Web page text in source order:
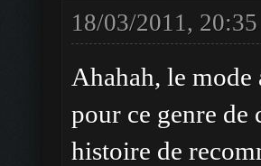
18/03/2011, 20:35
Ahahah, le mode
pour ce genre de
histoire de